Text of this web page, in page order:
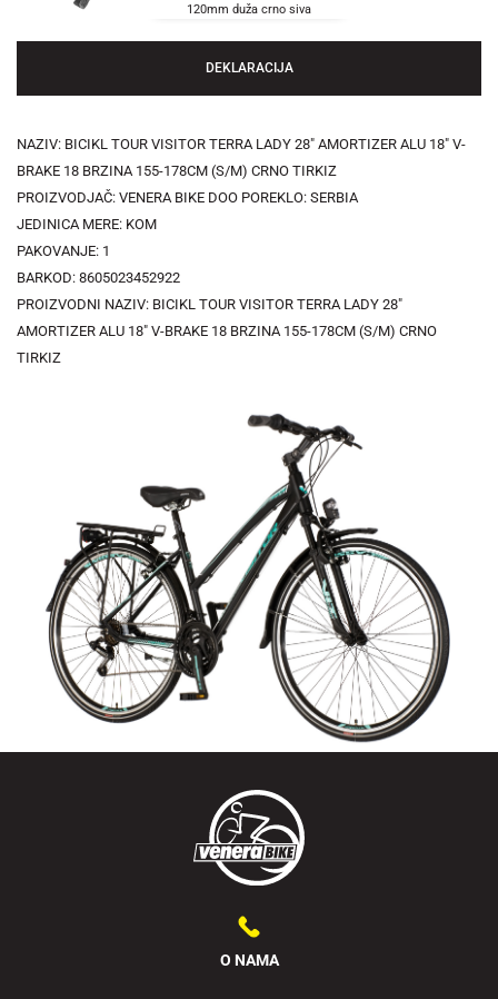
120mm duža crno siva
DEKLARACIJA
NAZIV: BICIKL TOUR VISITOR TERRA LADY 28" AMORTIZER ALU 18" V-
BRAKE 18 BRZINA 155-178CM (S/M) CRNO TIRKIZ
PROIZVODJAČ: VENERA BIKE DOO POREKLO: SERBIA
JEDINICA MERE: KOM
PAKOVANJE: 1
BARKOD: 8605023452922
PROIZVODNI NAZIV: BICIKL TOUR VISITOR TERRA LADY 28"
AMORTIZER ALU 18" V-BRAKE 18 BRZINA 155-178CM (S/M) CRNO
TIRKIZ
O NAMA